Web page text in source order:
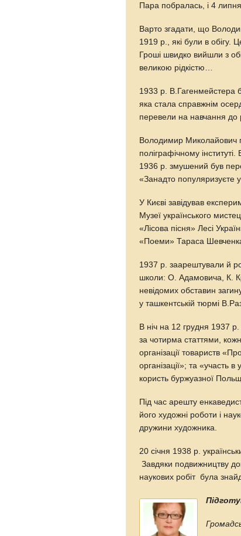
Пара побралась, і 4
Варто згадати, що
1919 p., які були в обігу.
Гроші швидко вийшли з
великою рідкістю…
1933 p. В.Гагенмейстера
яка стала справжнім
перевели на навчання до
Володимир Миколайович
поліграфічному
1936 р. змушений був
«Занадто популяризуєте
У Києві завідував
Музеї українського
«Лісова пісня» Лесі
«Поеми» Тараса
1937 р. заарештували й
школи: О. Адамовича, К.
невідомих обставин
у ташкентській тюрмі
В ніч на 12 грудня 1937
за чотирма статтями,
організації товариств
організації»; та «участь в
користь буржуазної
Під час арешту
його художні роботи і
дружини художника.
20 січня 1938 р.
Завдяки подвижництву
наукових робіт була